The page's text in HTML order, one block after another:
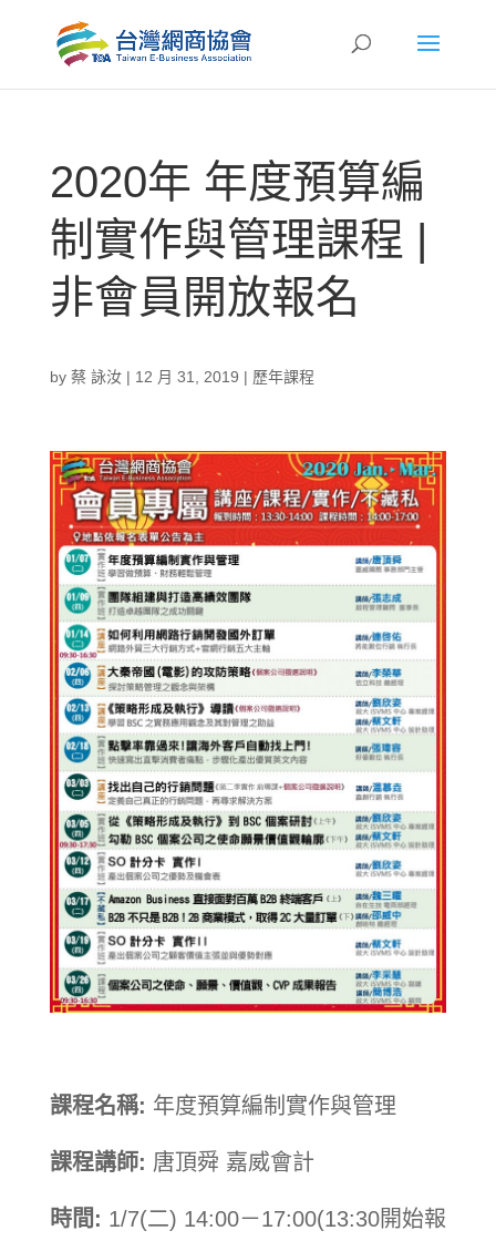
2020年 年度預算編
制實作與管理課程 |
非會員開放報名
by 蔡 詠汝| 12 月 31, 2019 | 歷年課程
課程名稱: 年度預算編制實作與管理
課程講師: 唐頂舜 嘉威會計
時間: 1/7(二) 14:00－17:00(13:30開始報